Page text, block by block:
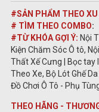
#SẢN PHẨM THEO XU
# TÌM THEO COMBO:
#TỪ KHÓA GỢI Ý: Nội
Kiện Chăm Sóc Ô tô,
Thất Xế Cưng | Bọc tay
Theo Xe, Bộ Lót Ghế
Đồ Chơi Ô Tô - Phụ
THEO HÃNG -